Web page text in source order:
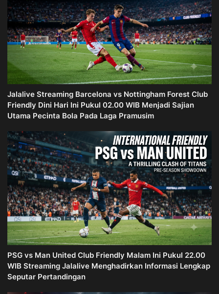
Jalalive Streaming Barcelona vs Nottingham Forest Club
Friendly Dini Hari Ini Pukul 02.00 WIB Menjadi Sajian
Utama Pecinta Bola Pada Laga Pramusim
PSG vs Man United Club Friendly Malam Ini Pukul 22.00
WIB Streaming Jalalive Menghadirkan Informasi Lengkap
Seputar Pertandingan